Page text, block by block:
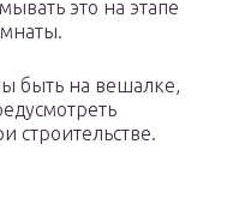
это на этапе
быть на вешалке,
строительстве.